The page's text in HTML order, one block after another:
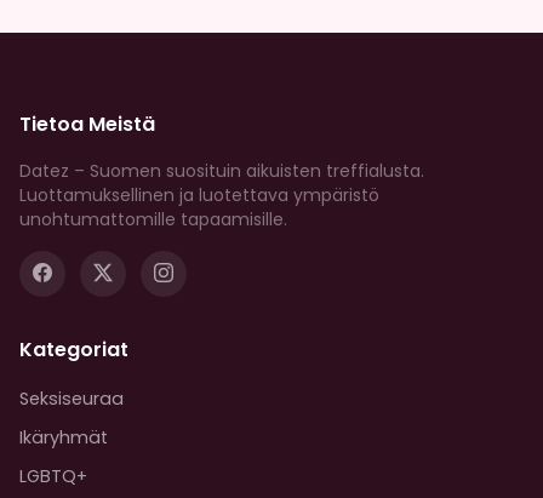
Tietoa Meistä
Datez – Suomen suosituin aikuisten treffialusta.
Luottamuksellinen ja luotettava ympäristö
unohtumattomille tapaamisille.
Kategoriat
Seksiseuraa
Ikäryhmät
LGBTQ+